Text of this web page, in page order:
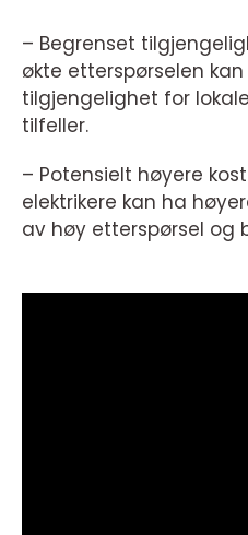
– Begrenset
økte etterspørselen
tilgjengelighet for
tilfeller.
– Potensielt høyere
elektrikere kan ha
av høy etterspørsel og